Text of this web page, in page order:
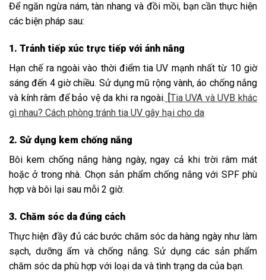
Để ngăn ngừa nám, tàn nhang và đồi mồi, bạn cần thực hiện
các biện pháp sau:
1. Tránh tiếp xúc trực tiếp với ánh nắng
Hạn chế ra ngoài vào thời điểm tia UV mạnh nhất từ 10 giờ
sáng đến 4 giờ chiều. Sử dụng mũ rộng vành, áo chống nắng
và kính râm để bảo vệ da khi ra ngoài. [Tia UVA và UVB khác
gì nhau? Cách phòng tránh tia UV gây hại cho da
2. Sử dụng kem chống nắng
Bôi kem chống nắng hàng ngày, ngay cả khi trời râm mát
hoặc ở trong nhà. Chọn sản phẩm chống nắng với SPF phù
hợp và bôi lại sau mỗi 2 giờ.
3. Chăm sóc da đúng cách
Thực hiện đầy đủ các bước chăm sóc da hàng ngày như làm
sạch, dưỡng ẩm và chống nắng. Sử dụng các sản phẩm
chăm sóc da phù hợp với loại da và tình trạng da của bạn.